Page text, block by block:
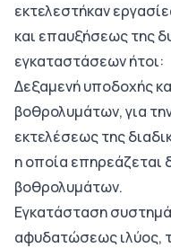
εκτελεστήκαν
και επαυξήσεως της
εγκαταστάσεων ήτοι:
Δεξαμενή υποδοχής
βοθρολυμάτων, για
εκτελέσεως της
η οποία επηρεάζεται
βοθρολυμάτων.
Εγκατάσταση
αφυδατώσεως ιλύος,